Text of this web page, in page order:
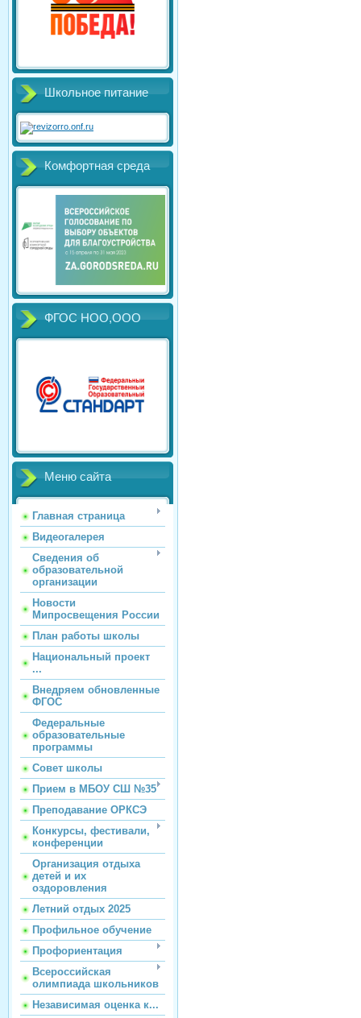
Школьное питание
Комфортная среда
ФГОС НОО,ООО
Меню сайта
Главная страница
Видеогалерея
Сведения об
образовательной
организации
Новости
Мипросвещения России
План работы школы
Национальный проект
...
Внедряем обновленные
ФГОС
Федеральные
образовательные
программы
Совет школы
Прием в МБОУ СШ №35
Преподавание ОРКСЭ
Конкурсы, фестивали,
конференции
Организация отдыха
детей и их
оздоровления
Летний отдых 2025
Профильное обучение
Профориентация
Всероссийская
олимпиада школьников
Независимая оценка к...